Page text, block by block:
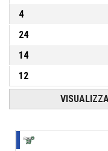
4
24
14
12